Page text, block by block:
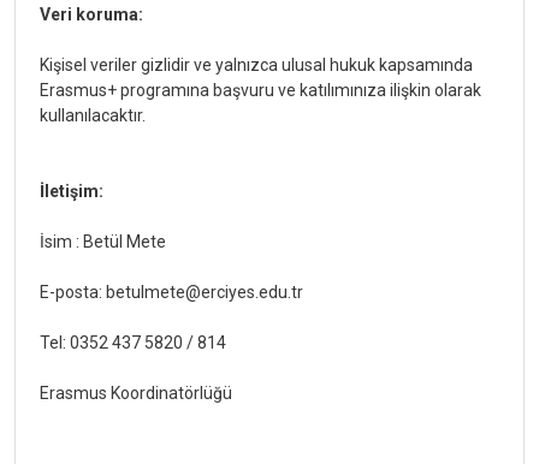
Veri koruma:
Kişisel veriler gizlidir ve yalnızca ulusal hukuk kapsamında
Erasmus+ programına başvuru ve katılımınıza ilişkin olarak
kullanılacaktır.
İletişim:
İsim : Betül Mete
E-posta: betulmete@erciyes.edu.tr
Tel: 0352 437 5820 / 814
Erasmus Koordinatörlüğü